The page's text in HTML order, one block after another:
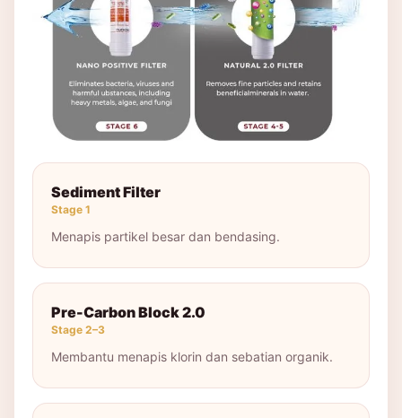
Sediment Filter
Stage 1
Menapis partikel besar dan bendasing.
Pre-Carbon Block 2.0
Stage 2–3
Membantu menapis klorin dan sebatian organik.